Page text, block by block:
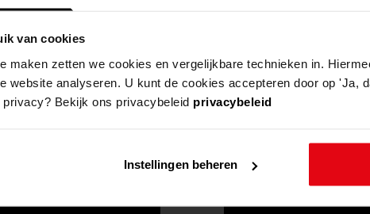
van cookies
maken zetten we cookies en vergelijkbare technieken in.
website analyseren. U kunt de cookies accepteren door op 'Ja,
Bekijk ons privacybeleid privacybeleid
Instellingen beheren